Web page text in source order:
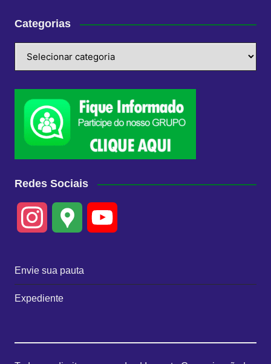
Categorias
Redes Sociais
Envie sua pauta
Expediente